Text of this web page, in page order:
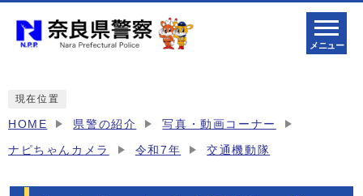
メニュー
現在位置
HOME 県警の紹介 写真・動画コーナー
ナピちゃんカメラ 令和7年 交通機動隊